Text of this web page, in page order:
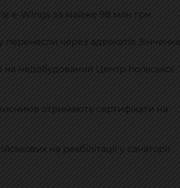
e-Wings за майже 98 млн грн
через адвокатів Зінченка
недобудований Центр польської
отримають сертифікати на
на реабілітації у санаторії